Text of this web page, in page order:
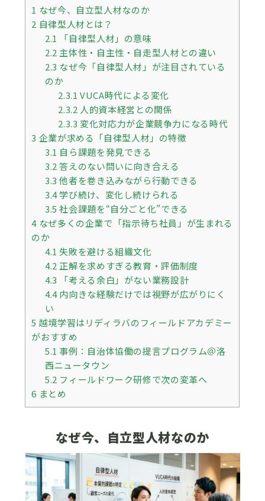
1 なぜ今、自立型人材なのか
2 自律型人材とは？
2.1
「自律型人材」の意味
2.2 主体性・自主性・自走型人材との違い
2.3 なぜ今「自律型人材」が注目されている
のか
2.3.1 VUCA時代による変化
2.3.2 人的資本経営との関係
2.3.3 変化対応力が企業競争力になる時代
3 企業が求める「自律型人材」の特徴
3.1 自ら課題を発見できる
3.2 答えのない問いに向き合える
3.3 他者を巻き込みながら行動できる
3.4学び続け、変化し続けられる
3.5 社会課題を“自分ごと化”できる
4 なぜ多くの企業で「指示待ち社員」が生まれる
のか
4.1 失敗を避ける組織文化
4.2 正解を求めすぎる教育・評価制度
4.3 「考える余白」がない業務設計
4.4内向きな経験だけでは視野が広がりにく
い
5 越境学習はリディラバのフィールドアカデミー
がおすすめ
5.1 事例：自治体協働の提言プログラム＠洛
西ニュータウン
5.2 フィールドワーク研修で次の変革へ
6 まとめ
なぜ今、自立型人材なのか